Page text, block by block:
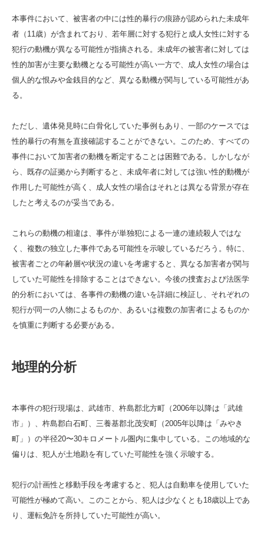
本事件において、被害者の中には性的暴行の痕跡が認められた未成年
者（11歳）が含まれており、若年層に対する犯行と成人女性に対する
犯行の動機が異なる可能性が指摘される。未成年の被害者に対しては
性的加害が主要な動機となる可能性が高い一方で、成人女性の場合は
個人的な恨みや金銭目的など、異なる動機が関与している可能性があ
る。
ただし、遺体発見時に白骨化していた事例もあり、一部のケースでは
性的暴行の有無を直接確認することができない。このため、すべての
事件において加害者の動機を断定することは困難である。しかしなが
ら、既存の証拠から判断すると、未成年者に対しては強い性的動機が
作用した可能性が高く、成人女性の場合はそれとは異なる背景が存在
したと考えるのが妥当である。
これらの動機の相違は、事件が単独犯による一連の連続殺人ではな
く、複数の独立した事件である可能性を示唆しているだろう。特に、
被害者ごとの年齢層や状況の違いを考慮すると、異なる加害者が関与
していた可能性を排除することはできない。今後の捜査および法医学
的分析においては、各事件の動機の違いを詳細に検証し、それぞれの
犯行が同一の人物によるものか、あるいは複数の加害者によるものか
を慎重に判断する必要がある。
地理的分析
本事件の犯行現場は、武雄市、杵島郡北方町（2006年以降は「武雄
市」）、杵島郡白石町、三養基郡北茂安町（2005年以降は「みやき
町」）の半径20〜30キロメートル圏内に集中している。この地域的な
偏りは、犯人が土地勘を有していた可能性を強く示唆する。
犯行の計画性と移動手段を考慮すると、犯人は自動車を使用していた
可能性が極めて高い。このことから、犯人は少なくとも18歳以上であ
り、運転免許を所持していた可能性が高い。